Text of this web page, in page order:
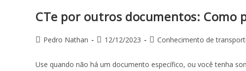
CTe por outros documentos: Como
Pedro Nathan 12/12/2023 Conhecimento de
Use quando não há um documento específico, ou você tenha